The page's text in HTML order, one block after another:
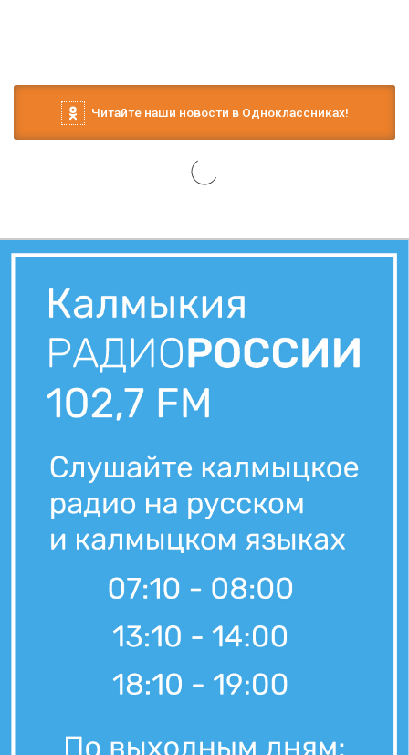
Читайте наши новости в Одноклассниках!